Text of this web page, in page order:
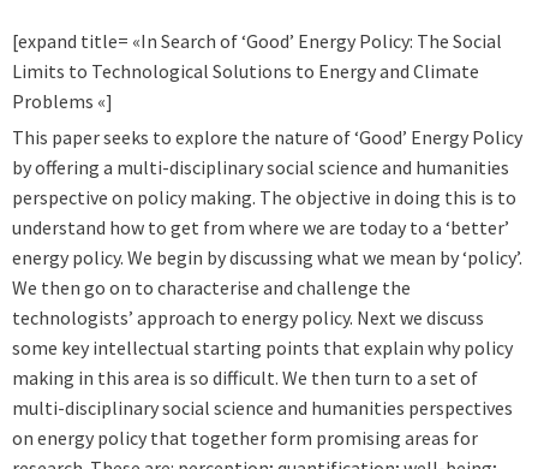
[expand title= «In Search of ‘Good’ Energy Policy: The Social
Limits to Technological Solutions to Energy and Climate
Problems «]
This paper seeks to explore the nature of ‘Good’ Energy Policy
by offering a multi-disciplinary social science and humanities
perspective on policy making. The objective in doing this is to
understand how to get from where we are today to a ‘better’
energy policy. We begin by discussing what we mean by ‘policy’.
We then go on to characterise and challenge the
technologists’ approach to energy policy. Next we discuss
some key intellectual starting points that explain why policy
making in this area is so difficult. We then turn to a set of
multi-disciplinary social science and humanities perspectives
on energy policy that together form promising areas for